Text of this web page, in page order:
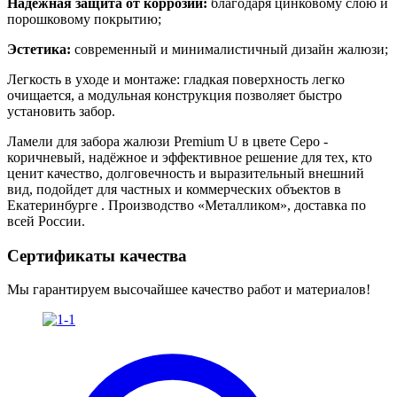
порошковому покрытию;
Эстетика: современный и минималистичный дизайн жалюзи;
Легкость в уходе и монтаже: гладкая поверхность легко
очищается, а модульная конструкция позволяет быстро
установить забор.
Ламели для забора жалюзи Premium U в цвете Серо -
коричневый, надёжное и эффективное решение для тех, кто
ценит качество, долговечность и выразительный внешний
вид, подойдет для частных и коммерческих объектов в
Екатеринбурге . Производство «Металликом», доставка по
всей России.
Сертификаты качества
Мы гарантируем высочайшее качество работ и материалов!